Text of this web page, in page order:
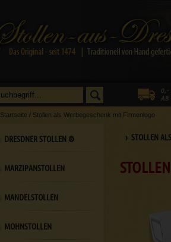
Startseite / Stollen als Werbegeschenk mit Firmenlogo
› STOLLEN
DRESDNER STOLLEN ®
MARZIPANSTOLLEN
MANDELSTOLLEN
MOHNSTOLLEN